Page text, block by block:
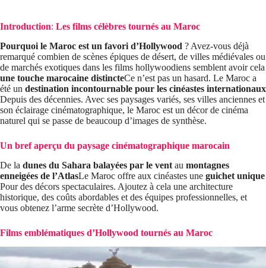
Introduction: Les films célèbres tournés au Maroc
Pourquoi le Maroc est un favori d’Hollywood ? Avez-vous déjà
remarqué combien de scènes épiques de désert, de villes médiévales ou
de marchés exotiques dans les films hollywoodiens semblent avoir cela
une touche marocaine distincteCe n’est pas un hasard. Le Maroc a
été un destination incontournable pour les cinéastes internationaux
Depuis des décennies. Avec ses paysages variés, ses villes anciennes et
son éclairage cinématographique, le Maroc est un décor de cinéma
naturel qui se passe de beaucoup d’images de synthèse.
Un bref aperçu du paysage cinématographique marocain
De la dunes du Sahara balayées par le vent au montagnes
enneigées de l’AtlasLe Maroc offre aux cinéastes une guichet unique
Pour des décors spectaculaires. Ajoutez à cela une architecture
historique, des coûts abordables et des équipes professionnelles, et
vous obtenez l’arme secrète d’Hollywood.
Films emblématiques d’Hollywood tournés au Maroc